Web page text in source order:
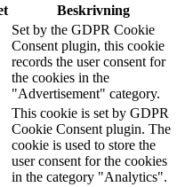
Beskrivning
Set by the GDPR Cookie
Consent plugin, this cookie
records the user consent for
the cookies in the
"Advertisement" category.
This cookie is set by GDPR
Cookie Consent plugin. The
cookie is used to store the
user consent for the cookies
in the category "Analytics".